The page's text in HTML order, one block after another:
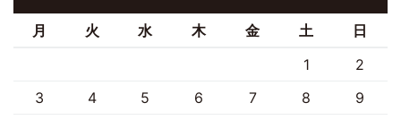
月 火 水 木 金 土 日
1
2
3
4 5 6 7 8
9